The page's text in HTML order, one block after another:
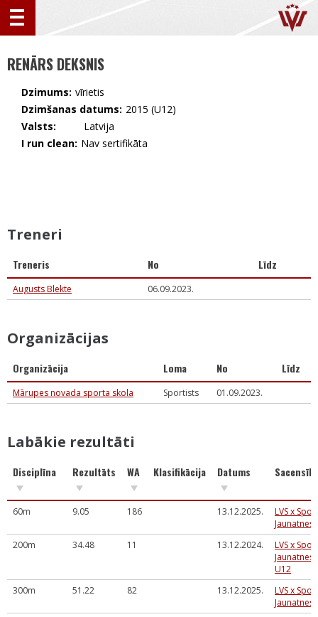
RENĀRS DEKSNIS
Dzimums: vīrietis
Dzimšanas datums: 2015 (U12)
Valsts:
🇱🇻 Latvija
I run clean: Nav sertifikāta
Treneri
Treneris No Līdz
Augusts Blekte 06.09.2023.
Organizācijas
Organizācija Loma No Līdz
Mārupes novada sporta skola Sportists 01.09.2023.
Labākie rezultāti
Disciplīna Rezultāts WA Klasifikācija Datums
60m 9.05 186 13.12.2025.
LVS x
Jaunatnes
200m
34.48 11 13.12.2024.
LVS x
Jaunatnes
U12
300m
51.22 82 13.12.2025.
LVS x
Jaunatnes